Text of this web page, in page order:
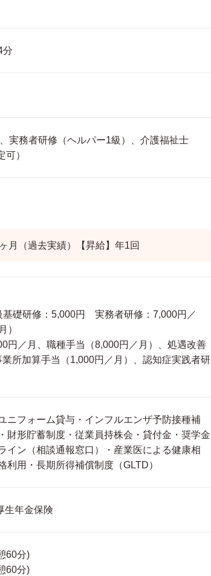
分
実務者研修（ヘルパー1級）、介護福祉士
）
月（過去実績）【昇給】年1回
基礎研修：5,000円 実務者研修：7,000円／
）
円／月、職種手当（8,000円／月）、処遇改善
所加算手当（1,000円／月）、認知症実践者研
ニフォーム貸与・インフルエンザ予防接種補
財形貯蓄制度・従業員持株会・貸付金・奨学金
イン（相談通報窓口）・産業医による健康相
用・長期所得補償制度（GLTD）
生年金保険
60分)
60分)